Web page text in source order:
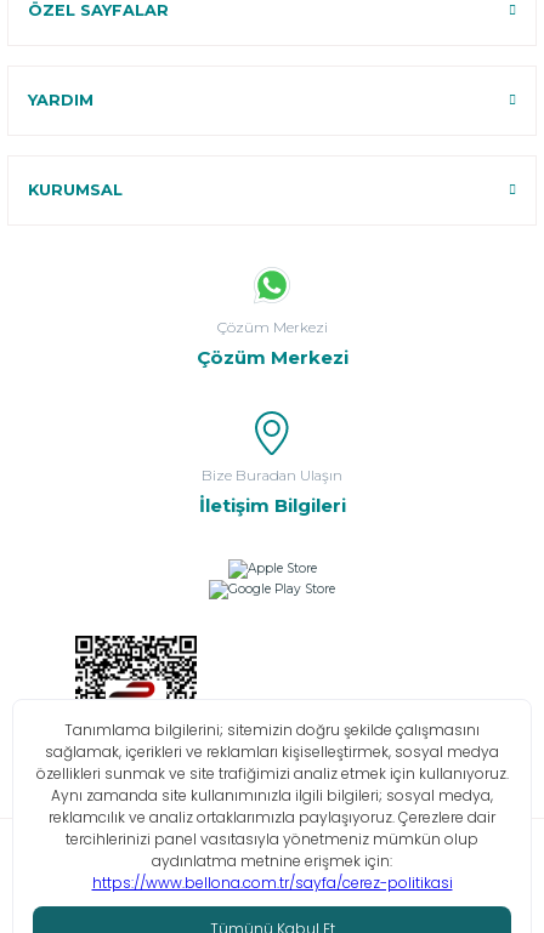
ÖZEL SAYFALAR
YARDIM
KURUMSAL
Çözüm Merkezi
Çözüm Merkezi
Bize Buradan Ulaşın
İletişim Bilgileri
Bilgi Toplumu Hizmetleri KVKK Çerez Politikası İşlem Rehberi